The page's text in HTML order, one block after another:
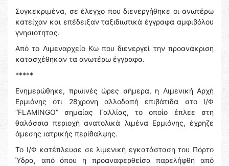
Συγκεκριμένα, σε έλεγχο που διενεργήθηκε οι ανωτέρω
κατείχαν και επέδειξαν ταξιδιωτικά έγγραφα αμφιβόλου
γνησιότητας.
Από το Λιμεναρχείο Κω που διενεργεί την προανάκριση
κατασχέθηκαν τα ανωτέρω έγγραφα.
*****
Ενημερώθηκε, πρωινές ώρες σήμερα, η Λιμενική Αρχή
Ερμιόνης ότι 28χρονη αλλοδαπή επιβάτιδα στο Ι/Φ
“FLAMINGO” σημαίας Γαλλίας, το οποίο έπλεε στη
θαλάσσια περιοχή ανατολικά λιμένα Ερμιόνης, έχρηζε
άμεσης ιατρικής περίθαλψης.
Το Ι/Φ κατέπλευσε σε λιμενική εγκατάσταση του Πόρτο
Ύδρα, από όπου η προαναφερθείσα παρελήφθη από